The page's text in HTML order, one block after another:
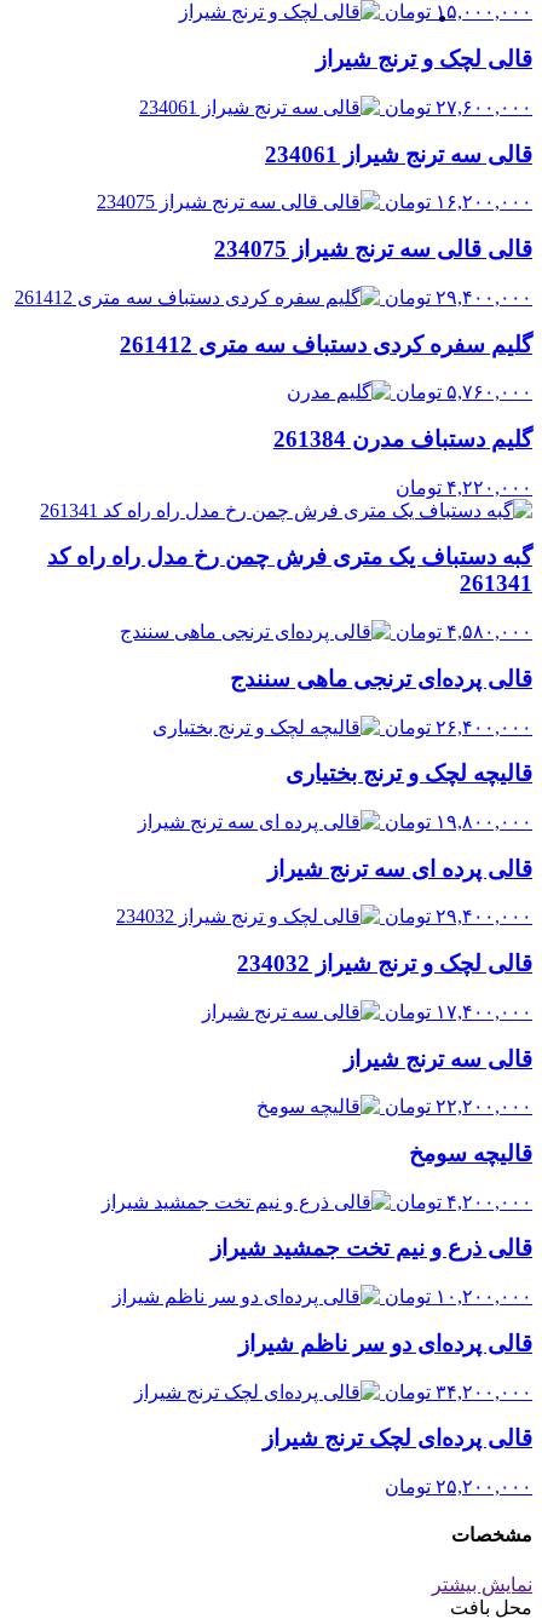
۱۵,۰۰۰,۰۰۰ تومان
قالی لچک و ترنج شیراز
۲۷,۶۰۰,۰۰۰ تومان
قالی سه ترنج شیراز 234061
۱۶,۲۰۰,۰۰۰ تومان
قالی قالی سه ترنج شیراز 234075
۲۹,۴۰۰,۰۰۰ تومان
گلیم سفره کردی دستباف سه متری 261412
۵,۷۶۰,۰۰۰ تومان
گلیم دستباف مدرن 261384
۴,۲۲۰,۰۰۰ تومان
گبه دستباف یک متری فرش چمن رخ مدل راه راه کد
261341
۴,۵۸۰,۰۰۰ تومان
قالی پرده‌ای ترنجی ماهی سنندج
۲۶,۴۰۰,۰۰۰ تومان
قالیچه لچک و ترنج بختیاری
۱۹,۸۰۰,۰۰۰ تومان
قالی پرده ای سه ترنج شیراز
۲۹,۴۰۰,۰۰۰ تومان
قالی لچک و ترنج شیراز 234032
۱۷,۴۰۰,۰۰۰ تومان
قالی سه ترنج شیراز
۲۲,۲۰۰,۰۰۰ تومان
قالیچه سومخ
۴,۲۰۰,۰۰۰ تومان
قالی ذرع و نیم تخت جمشید شیراز
۱۰,۲۰۰,۰۰۰ تومان
قالی پرده‌ای دو سر ناظم شیراز
۳۴,۲۰۰,۰۰۰ تومان
قالی پرده‌ای لچک ترنج شیراز
۲۵,۲۰۰,۰۰۰ تومان
مشخصات
نمایش بیشتر
محل بافت